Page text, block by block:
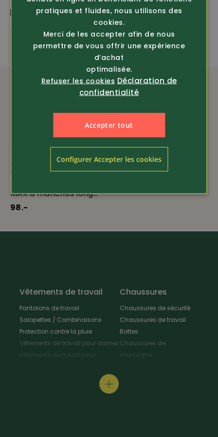
ÉQUIPEMENT
taillée avec bouton décoratif
leichte Cool Max Qualität
PLUS DE PRODUITS PASSIONNANTS
Article 273836
MAX à manches long...
98.-
Vêtements de travail
Pantalons de travail
Salopettes / Combinaisons
Protection contre la pluie
Vêtements de travail pour dames
Vêtements de travail pour
Tabliers & Manteaux de travail
Chaussures
Chaussures de sécurité
Chaussures de travail
Bottes
Chaussures de
montagne
pratiques et fluides, nous utilisons des
cookies.
Merci de les accepter afin de nous
permettre de vous offrir une expérience
d’achat
optimalisée.
Refuser les cookies Déclaration de
confidentialité
Accepter tout
Configurer Accepter les cookies